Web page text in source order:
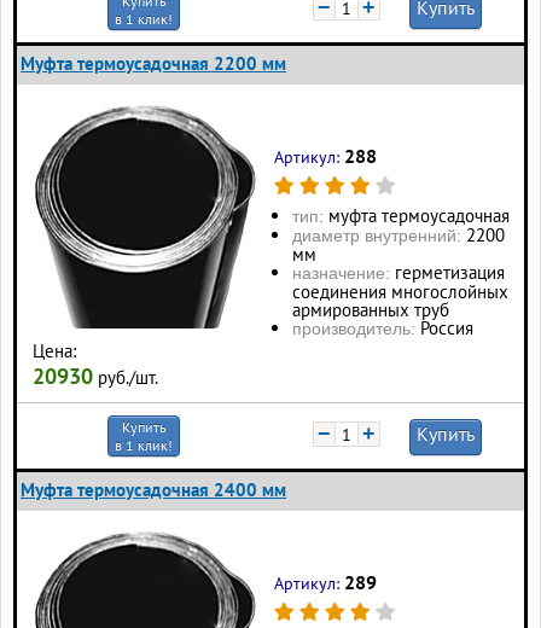
в 1 клик!
− + Купить
Муфта термоусадочная 2200 мм
Цена:
20930 руб./шт.
Артикул: 288
тип: муфта термоусадочная
диаметр внутренний: 2200
мм
назначение: герметизация
соединения многослойных
армированных труб
производитель: Россия
Купить
в 1 клик!
− + Купить
Муфта термоусадочная 2400 мм
Артикул: 289